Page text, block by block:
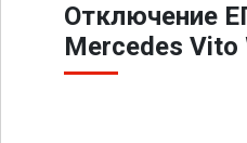
Отключение
Mercedes Vito